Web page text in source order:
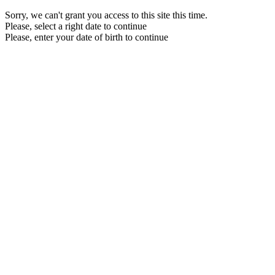
Sorry, we can't grant you access to this site this time.
Please, select a right date to continue
Please, enter your date of birth to continue